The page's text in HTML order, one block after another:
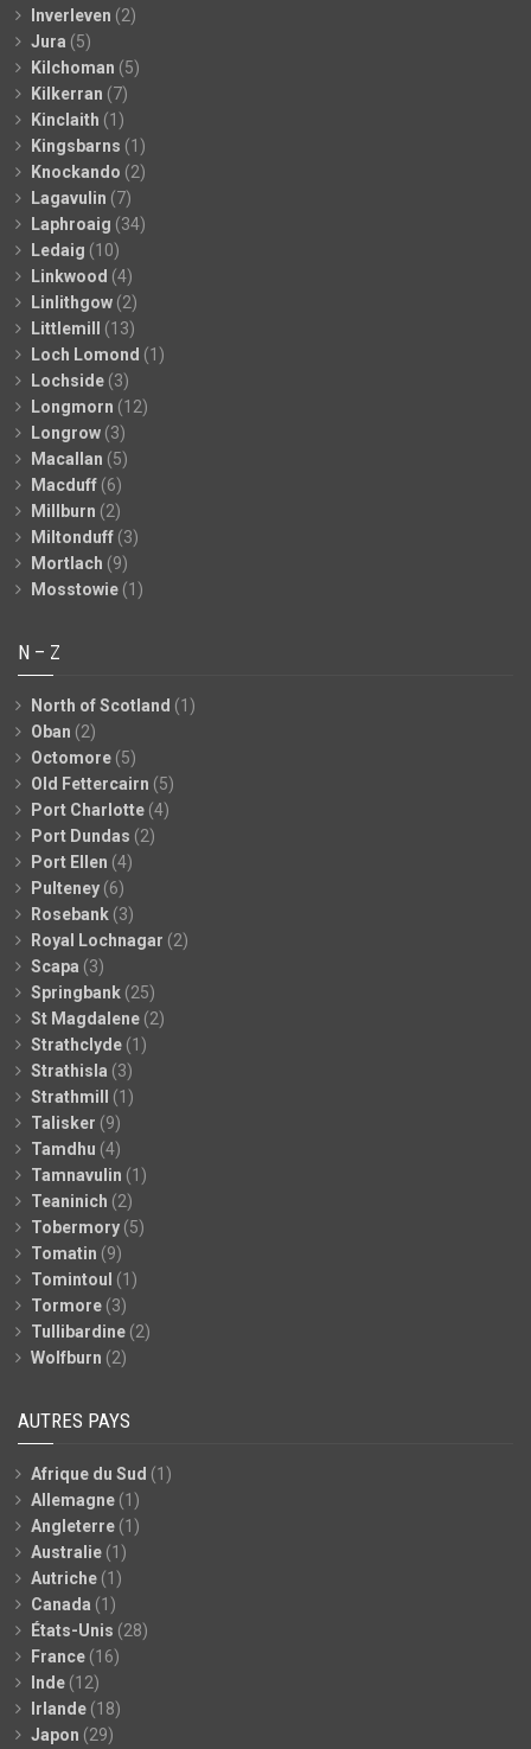
Inverleven (2)
Jura (5)
Kilchoman (5)
Kilkerran (7)
Kinclaith (1)
Kingsbarns (1)
Knockando (2)
Lagavulin (7)
Laphroaig (34)
Ledaig (10)
Linkwood (4)
Linlithgow (2)
Littlemill
(13)
Loch Lomond (1)
Lochside (3)
Longmorn (12)
Longrow (3)
Macallan (5)
Macduff (6)
Millburn (2)
Miltonduff (3)
Mortlach (9)
Mosstowie (1)
N – Z
North of Scotland (1)
Oban (2)
Octomore (5)
Old Fettercairn (5)
Port Charlotte (4)
Port Dundas (2)
Port Ellen (4)
Pulteney (6)
Rosebank (3)
Royal Lochnagar (2)
Scapa (3)
Springbank (25)
St Magdalene (2)
Strathclyde (1)
Strathisla (3)
Strathmill
(1)
Talisker (9)
Tamdhu (4)
Tamnavulin (1)
Teaninich (2)
Tobermory (5)
Tomatin (9)
Tomintoul (1)
Tormore (3)
Tullibardine (2)
Wolfburn (2)
AUTRES PAYS
Afrique du Sud (1)
Allemagne (1)
Angleterre (1)
Australie (1)
Autriche (1)
Canada (1)
États-Unis (28)
France (16)
Inde (12)
Irlande (18)
Japon (29)